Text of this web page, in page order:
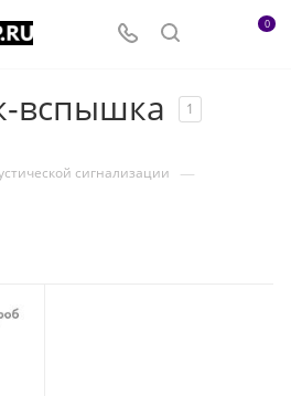
0
вспышка 1
сигнализации —